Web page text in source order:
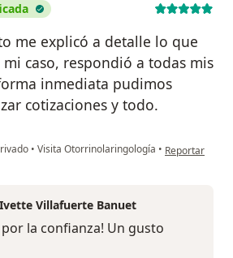
me explicó a detalle lo que
caso, respondió a todas mis
inmediata pudimos
cotizaciones y todo.
• Visita Otorrinolaringología • en opinión del
Reportar
Villafuerte Banuet
la confianza! Un gusto